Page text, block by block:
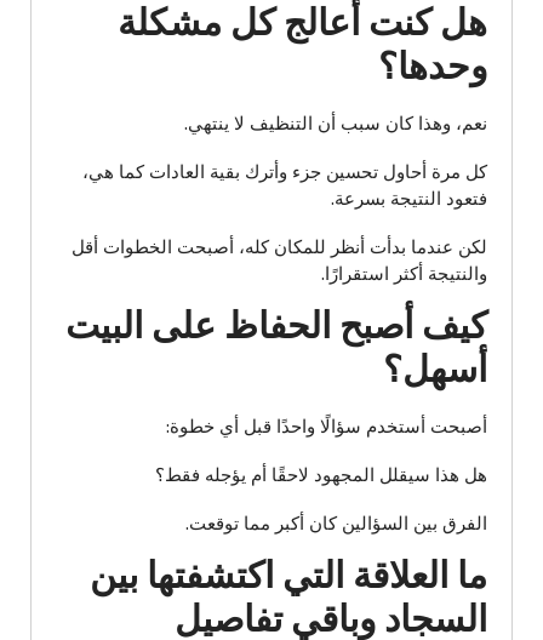
هل كنت أعالج كل مشكلة
وحدها؟
نعم، وهذا كان سبب أن التنظيف لا ينتهي.
كل مرة أحاول تحسين جزء وأترك بقية العادات كما هي،
فتعود النتيجة بسرعة.
لكن عندما بدأت أنظر للمكان كله، أصبحت الخطوات أقل
والنتيجة أكثر استقرارًا.
كيف أصبح الحفاظ على البيت
أسهل؟
أصبحت أستخدم سؤالًا واحدًا قبل أي خطوة:
هل هذا سيقلل المجهود لاحقًا أم يؤجله فقط؟
الفرق بين السؤالين كان أكبر مما توقعت.
ما العلاقة التي اكتشفتها بين
السجاد وباقي تفاصيل